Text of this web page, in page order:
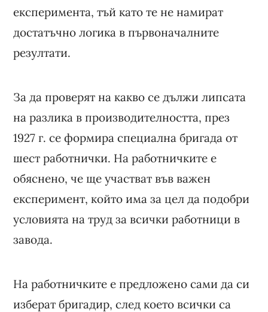
експеримента, тъй като те не намират
достатъчно логика в първоначалните
резултати.
За да проверят на какво се дължи липсата
на разлика в производителността, през
1927 г. се формира специална бригада от
шест работнички. На работничките е
обяснено, че ще участват във важен
експеримент, който има за цел да подобри
условията на труд за всички работници в
завода.
На работничките е предложено сами да си
изберат бригадир, след което всички са